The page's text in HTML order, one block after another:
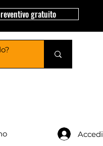
gratuito
Accedi